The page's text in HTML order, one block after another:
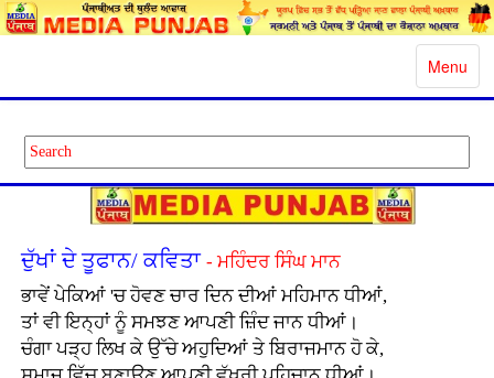
Toggle
Menu
ਦੁੱਖਾਂ ਦੇ ਤੂਫਾਨ/ ਕਵਿਤਾ - ਮਹਿੰਦਰ ਸਿੰਘ ਮਾਨ
ਭਾਵੇਂ ਪੇਕਿਆਂ 'ਚ ਹੋਵਣ ਚਾਰ ਦਿਨ ਦੀਆਂ ਮਹਿਮਾਨ ਧੀਆਂ,
ਤਾਂ ਵੀ ਇਨ੍ਹਾਂ ਨੂੰ ਸਮਝਣ ਆਪਣੀ ਜ਼ਿੰਦ ਜਾਨ ਧੀਆਂ।
ਚੰਗਾ ਪੜ੍ਹ ਲਿਖ ਕੇ ਉੱਚੇ ਅਹੁਦਿਆਂ ਤੇ ਬਿਰਾਜਮਾਨ ਹੋ ਕੇ,